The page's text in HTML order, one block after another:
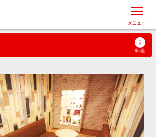
メニュー